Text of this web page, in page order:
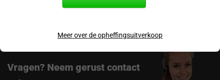
Vragen? Neem gerust contact
Meer over de opheffingsuitverkoop